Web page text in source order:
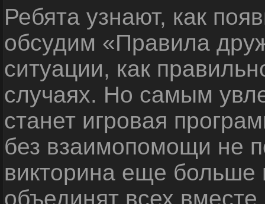
Ребята узнают, как
обсудим «Правила
ситуации, как
случаях. Но самым
станет игровая
без взаимопомощи не
викторина еще
объединят всех